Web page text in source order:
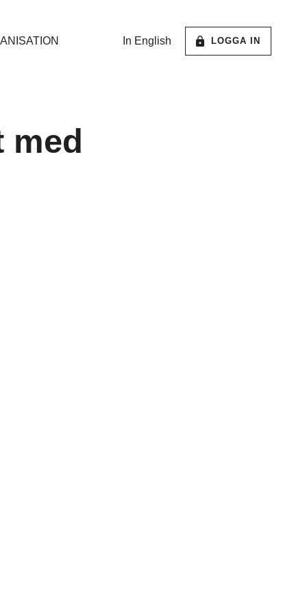
In English LOGGA IN
med